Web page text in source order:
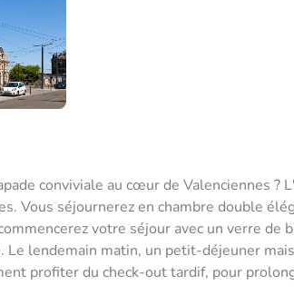
conviviale au cœur de Valenciennes ?
Vous séjournerez en chambre double
votre séjour avec un verre de
Le lendemain matin, un petit-déjeuner
profiter du check-out tardif, pour